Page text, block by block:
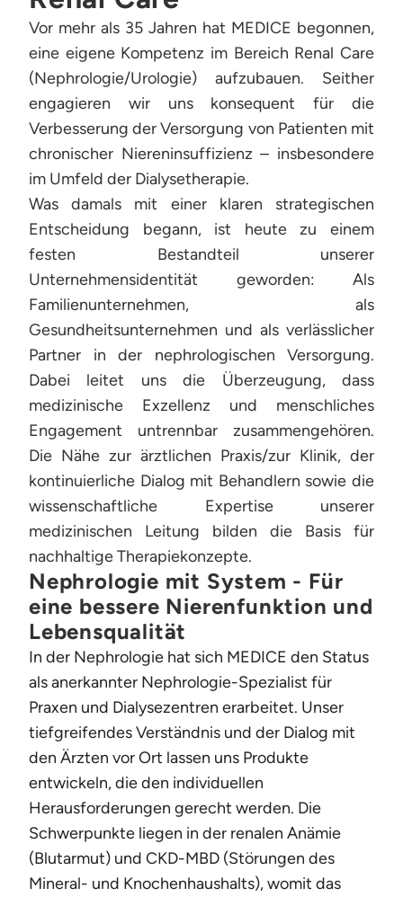
Vor mehr als 35 Jahren hat MEDICE begonnen,
eine eigene Kompetenz im Bereich Renal Care
(Nephrologie/Urologie) aufzubauen. Seither
engagieren wir uns konsequent für die
Verbesserung der Versorgung von Patienten mit
chronischer Niereninsuffizienz – insbesondere
im Umfeld der Dialysetherapie.
Was damals mit einer klaren strategischen
Entscheidung begann, ist heute zu einem
festen Bestandteil unserer
Unternehmensidentität geworden: Als
Familienunternehmen, als
Gesundheitsunternehmen und als verlässlicher
Partner in der nephrologischen Versorgung.
Dabei leitet uns die Überzeugung, dass
medizinische Exzellenz und menschliches
Engagement untrennbar zusammengehören.
Die Nähe zur ärztlichen Praxis/zur Klinik, der
kontinuierliche Dialog mit Behandlern sowie die
wissenschaftliche Expertise unserer
medizinischen Leitung bilden die Basis für
nachhaltige Therapiekonzepte.
Nephrologie mit System - Für
eine bessere Nierenfunktion und
Lebensqualität
In der Nephrologie hat sich MEDICE den Status
als anerkannter Nephrologie-Spezialist für
Praxen und Dialysezentren erarbeitet. Unser
tiefgreifendes Verständnis und der Dialog mit
den Ärzten vor Ort lassen uns Produkte
entwickeln, die den individuellen
Herausforderungen gerecht werden. Die
Schwerpunkte liegen in der renalen Anämie
(Blutarmut) und CKD-MBD (Störungen des
Mineral- und Knochenhaushalts), womit das